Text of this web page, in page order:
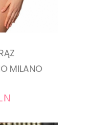
MILANO